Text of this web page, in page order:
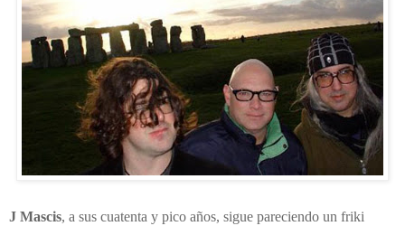
J Mascis, a sus cuatenta y pico años, sigue pareciendo un friki